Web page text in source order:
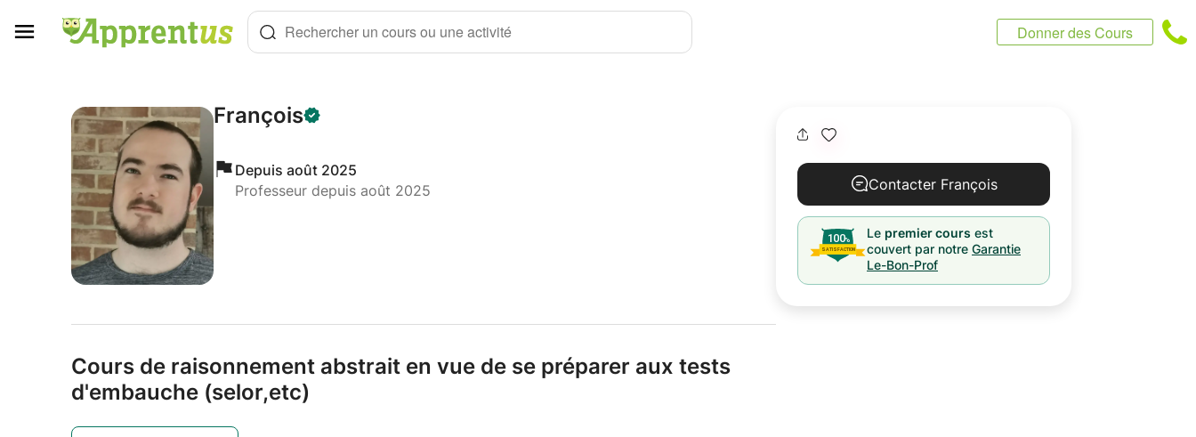
Rechercher un cours ou une activité Donner des Cours
François
Depuis août 2025
Professeur depuis août 2025
Cours de raisonnement abstrait en vue de se préparer aux tests
d'embauche (selor,etc)
Contacter François
Le premier cours est
couvert par notre Garantie
Le-Bon-Prof